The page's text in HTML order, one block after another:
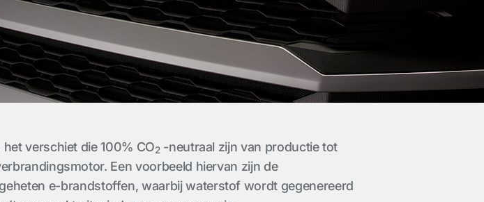
verschiet die 100% CO2-neutraal zijn van productie tot
Een voorbeeld hiervan zijn de
e-brandstoffen, waarbij waterstof wordt gegenereerd